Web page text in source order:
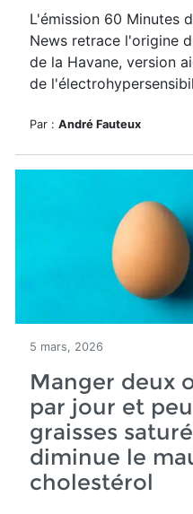
L'émission 60 Minutes
News retrace l'origine
de la Havane, version
de
Par : André Fauteux
5 mars, 2026
Manger deux
par jour et
graisses
diminue le
cholestérol